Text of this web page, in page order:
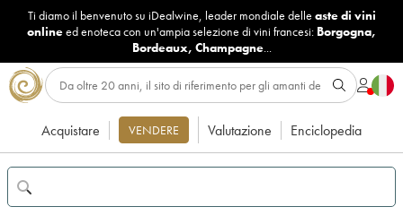
Ti diamo il benvenuto su iDealwine, leader mondiale delle aste di vini
onlineed enoteca con un'ampia selezione di vini francesi: Borgogna,
Bordeaux, Champagne...
Acquistare VENDERE Valutazione Enciclopedia